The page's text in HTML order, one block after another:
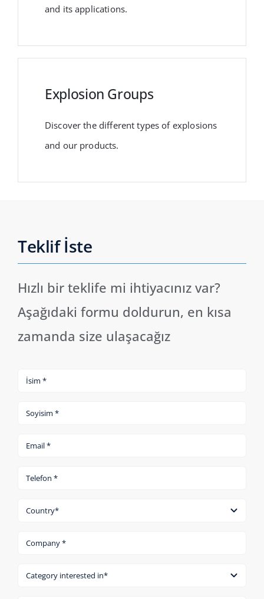
and its applications.
Explosion Groups
Discover the different types of explosions
and our products.
Teklif İste
Hızlı bir teklife mi ihtiyacınız var?
Aşağıdaki formu doldurun, en kısa
zamanda size ulaşacağız